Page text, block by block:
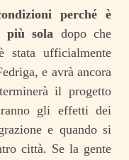
perché è
più sola dopo che
stata ufficialmente
e avrà ancora
il progetto
gli effetti dei
e quando si
città. Se la gente